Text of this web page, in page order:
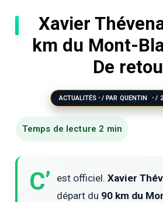
Xavier
km du Mont-
De
ACTUALITÉS / PAR QUENTIN /
C’ est officiel.Xavier
départ du 90 km du